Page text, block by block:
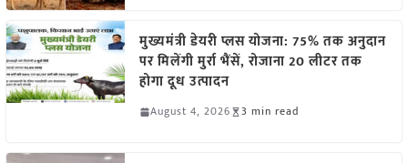
मुख्यमंत्री डेयरी प्लस योजना: 75% तक अनुदान
पर मिलेंगी मुर्रा भैंसें, रोजाना 20 लीटर तक
होगा दूध उत्पादन
August 4, 2026 3 min read